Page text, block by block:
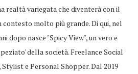
realtà variegata che diventerà con il
molto più grande. Di qui, nel
dopo nasce "Spicy View", un vero e
della società. Freelance Social
Stylist e Personal Shopper. Dal 2019